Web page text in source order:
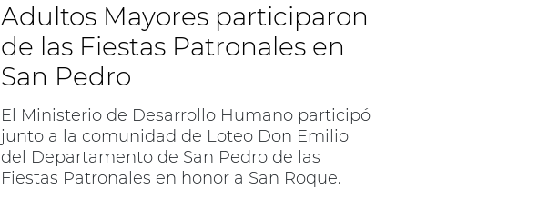
Adultos Mayores participaron
de las Fiestas Patronales en
San Pedro
El Ministerio de Desarrollo Humano participó
junto a la comunidad de Loteo Don Emilio
del Departamento de San Pedro de las
Fiestas Patronales en honor a San Roque.